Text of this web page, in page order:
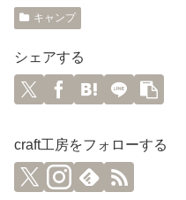
キャンプ
シェアする
craft工房をフォローする